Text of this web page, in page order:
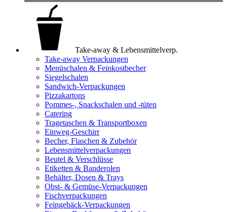
Take-away & Lebensmittelverp.
Take-away Verpackungen
Menüschalen & Feinkostbecher
Siegelschalen
Sandwich-Verpackungen
Pizzakartons
Pommes-, Snackschalen und -tüten
Catering
Tragetaschen & Transportboxen
Einweg-Geschirr
Becher, Flaschen & Zubehör
Lebensmittelverpackungen
Beutel & Verschlüsse
Etiketten & Banderolen
Behälter, Dosen & Trays
Obst- & Gemüse-Verpackungen
Fischverpackungen
Feingebäck-Verpackungen